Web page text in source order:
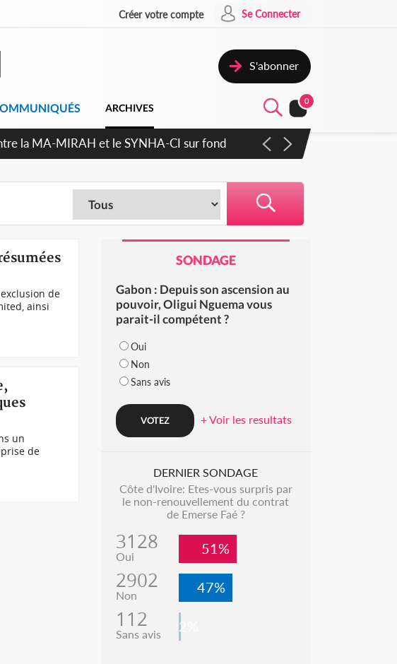
Créer votre compte Se Connecter
S'abonner
ARCHIVES
0
la MA-MIRAH et le SYNHA-CI sur fond
de
ainsi
un
de
SONDAGE
Gabon : Depuis son ascension au
pouvoir, Oligui Nguema vous
parait-il compétent ?
Oui
Non
Sans avis
+ Voir les resultats
DERNIER SONDAGE
Côte d'Ivoire: Etes-vous surpris par
le non-renouvellement du contrat
de Emerse Faé ?
3128
Oui 51%
2902
Non 47%
112
Sans avis 2%